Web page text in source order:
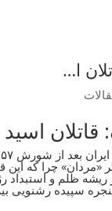
ا…
قاتلان
ریشه ظلم و
سپیده رشنویی